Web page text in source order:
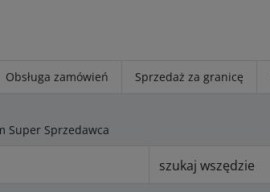
Obsługa zamówień Sprzedaż za granicę
Super Sprzedawca
szukaj wszędzie